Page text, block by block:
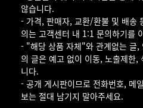
않습니다.
- 가격, 판매자, 교환/환불 및 배송
의는 고객센터 내 1:1 문의하기를
- "해당 상품 자체"와 관계없는 글,
의 글은 예고 없이 이동, 노출제한,
니다.
- 공개 게시판이므로 전화번호, 메
보는 절대 남기지 말아주세요.